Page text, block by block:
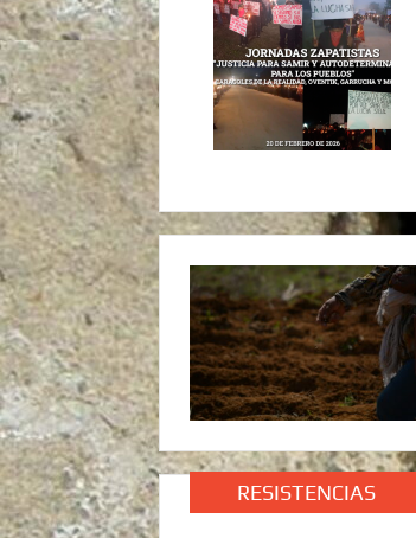
RESISTENCIAS